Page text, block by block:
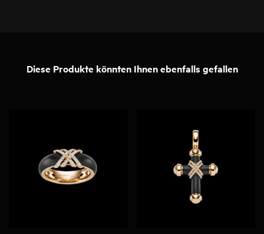
Diese Produkte könnten Ihnen ebenfalls gefallen